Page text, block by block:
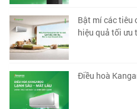
Bật mí các tiêu
hiệu quả tối ưu
Điều hoà